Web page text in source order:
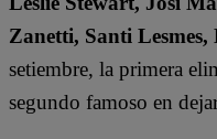
Zanetti, Santi
setiembre, la primera
segundo famoso en